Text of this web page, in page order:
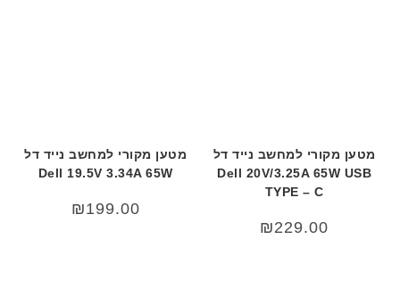
מטען מקורי למחשב נייד דל
Dell 20V/3.25A 65W USB
TYPE – C
₪229.00
מטען מקורי למחשב נייד דל
Dell 19.5V 3.34A 65W
₪199.00